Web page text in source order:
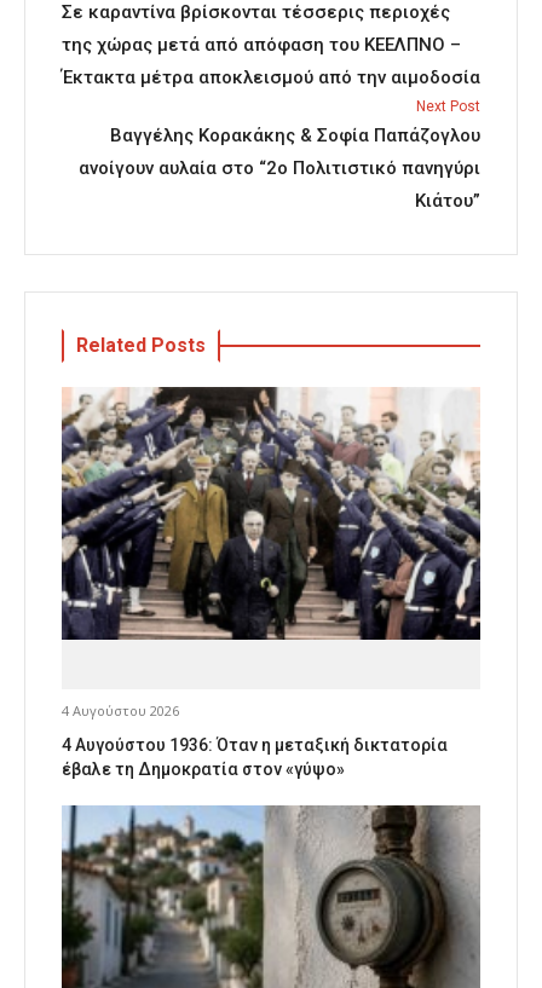
Σε καραντίνα βρίσκονται τέσσερις περιοχές
της χώρας μετά από απόφαση του ΚΕΕΛΠΝΟ –
Έκτακτα μέτρα αποκλεισμού από την αιμοδοσία
Next Post
Βαγγέλης Κορακάκης & Σοφία Παπάζογλου
ανοίγουν αυλαία στο “2o Πολιτιστικό πανηγύρι
Κιάτου”
Related Posts
4 Αυγούστου 2026
4 Αυγούστου 1936: Όταν η μεταξική δικτατορία
έβαλε τη Δημοκρατία στον «γύψο»